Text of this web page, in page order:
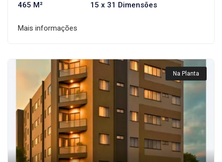
465 M² 15 x 31 Dimensões
Mais informações
Na Planta